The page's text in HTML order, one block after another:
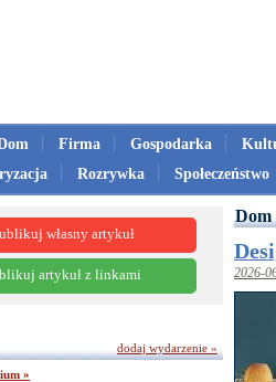
Firma Gospodarka
Rozrywka Społeczeństwo
Dom
2026-
własny artykuł
artykuł z linkami
»
dodaj wydarzenie »